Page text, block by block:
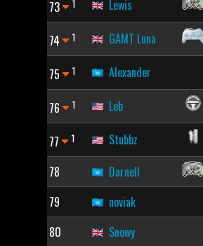
73 1 Lewis
74 1 GAMT Luna
75 1 Alexander
76 1 Leb
77 1 Stubbz
78
Darnell
79
noviak
80
Snowy